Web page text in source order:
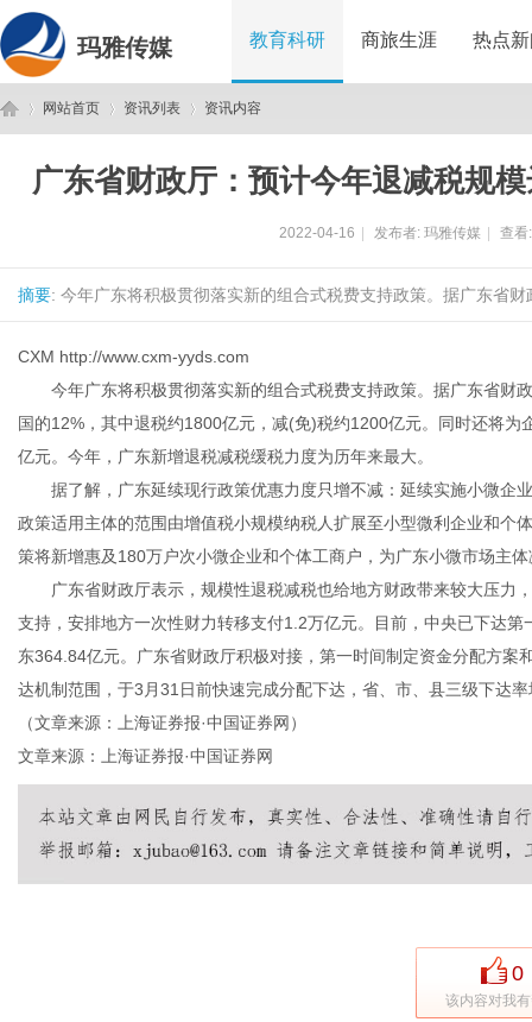
玛雅传媒 教育科研 商旅生涯 热点
网站首页 资讯列表 资讯内容
广东省财政厅：预计今年退减税规
2022-04-16 发布者: 玛雅传媒 查
摘要: 今年广东将积极贯彻落实新的组合式税费支持政策。据广东省
CXM http://www.cxm-yyds.com
今年广东将积极贯彻落实新的组合式税费支持政策。据广东省财
国的12%，其中退税约1800亿元，减(免)税约1200亿元。同时还将
亿元。今年，广东新增退税减税缓税力度为历年来最大。
据了解，广东延续现行政策优惠力度只增不减：延续实施小微企
政策适用主体的范围由增值税小规模纳税人扩展至小型微利企业和个
策将新增惠及180万户次小微企业和个体工商户，为广东小微市场主
广东省财政厅表示，规模性退税减税也给地方财政带来较大压力
支持，安排地方一次性财力转移支付1.2万亿元。目前，中央已下达
东364.84亿元。广东省财政厅积极对接，第一时间制定资金分配方
达机制范围，于3月31日前快速完成分配下达，省、市、县三级下达
（文章来源：上海证券报·中国证券网）
文章来源：上海证券报·中国证券网
0
该内容对我